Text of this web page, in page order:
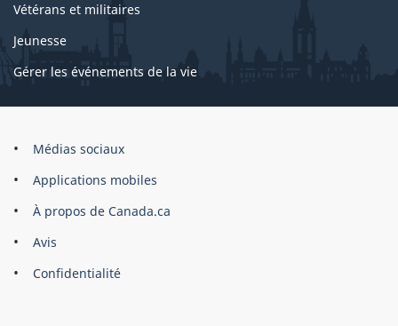
Vétérans et militaires
Jeunesse
Gérer les événements de la vie
Organisation
gouvernement
du
Canada
Médias sociaux
Applications mobiles
À propos de Canada.ca
Avis
Confidentialité